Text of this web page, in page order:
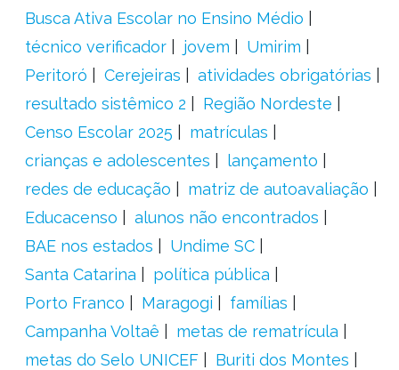
Busca Ativa Escolar no Ensino Médio
técnico verificador
jovem
Umirim
Peritoró
Cerejeiras
atividades obrigatórias
resultado sistêmico 2
Região Nordeste
Censo Escolar 2025
matrículas
crianças e adolescentes
lançamento
redes de educação
matriz de autoavaliação
Educacenso
alunos não encontrados
BAE nos estados
Undime SC
Santa Catarina
política pública
Porto Franco
Maragogi
famílias
Campanha Voltaê
metas de rematrícula
metas do Selo UNICEF
Buriti dos Montes